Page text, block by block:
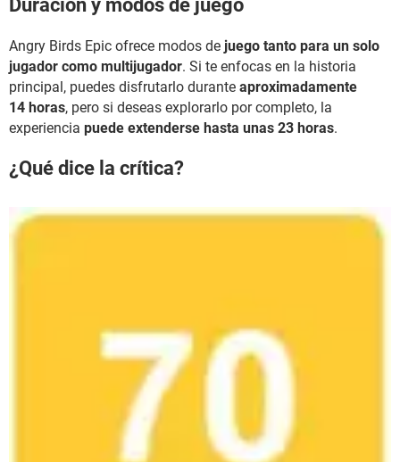
Duración y modos de juego
Angry Birds Epic ofrece modos de juego tanto para un solo
jugador como multijugador. Si te enfocas en la historia
principal, puedes disfrutarlo durante aproximadamente
14 horas, pero si deseas explorarlo por completo, la
experiencia puede extenderse hasta unas 23 horas.
¿Qué dice la crítica?